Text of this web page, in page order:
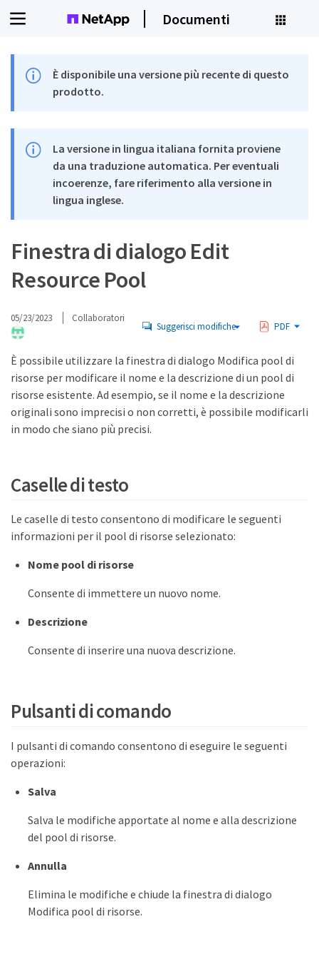
Documenti
È disponibile una versione più recente di questo
prodotto.
La versione in lingua italiana fornita proviene
da una traduzione automatica. Per eventuali
incoerenze, fare riferimento alla versione in
lingua inglese.
Finestra di dialogo Edit
Resource Pool
05/23/2023 Collaboratori
Suggerisci modifiche PDF
È possibile utilizzare la finestra di dialogo Modifica pool di
risorse per modificare il nome e la descrizione di un pool di
risorse esistente. Ad esempio, se il nome e la descrizione
originali sono imprecisi o non corretti, è possibile modificarli
in modo che siano più precisi.
Caselle di testo
Le caselle di testo consentono di modificare le seguenti
informazioni per il pool di risorse selezionato:
Nome pool di risorse
Consente di immettere un nuovo nome.
Descrizione
Consente di inserire una nuova descrizione.
Pulsanti di comando
I pulsanti di comando consentono di eseguire le seguenti
operazioni:
Salva
Salva le modifiche apportate al nome e alla descrizione
del pool di risorse.
Annulla
Elimina le modifiche e chiude la finestra di dialogo
Modifica pool di risorse.